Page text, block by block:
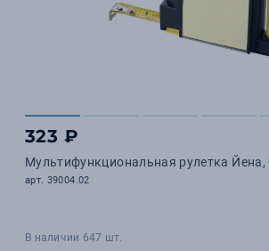
323 ₽
Мультифункциональная рулетка Йена,
арт. 39004.02
В наличии 647 шт.